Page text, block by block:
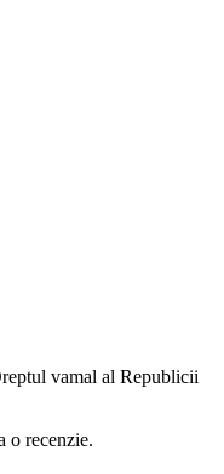
vamal al Republicii
o recenzie.